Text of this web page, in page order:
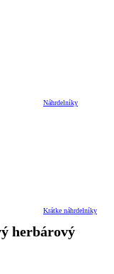
Náhrdelníky
Krátke náhrdelníky
herbárový